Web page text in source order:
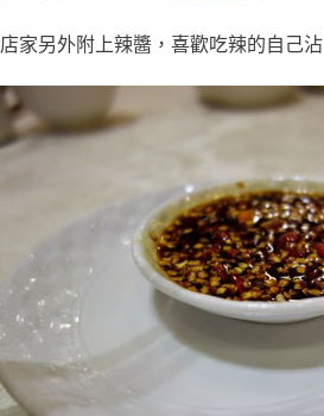
店家另外附上辣醬，喜歡吃辣的自己沾